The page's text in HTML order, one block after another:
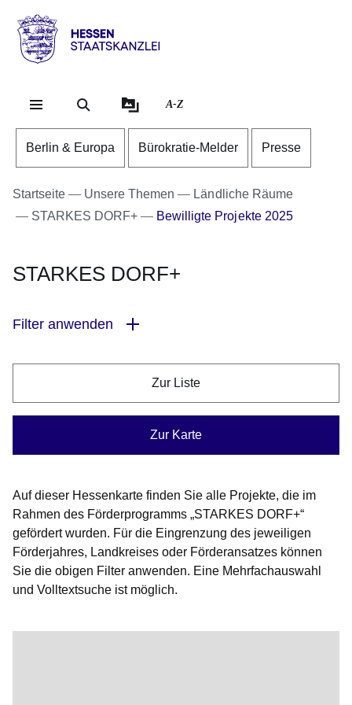
Hessen
Staatskanzlei
A-Z
Berlin & Europa Bürokratie-Melder Presse
Startseite Unsere Themen
Ländliche Räume
STARKES DORF+
Bewilligte Projekte 2025
STARKES DORF+
Filter anwenden
Zur Liste
Zur Karte
Auf dieser Hessenkarte finden Sie alle Projekte, die im
Rahmen des Förderprogramms „STARKES DORF+“
gefördert wurden. Für die Eingrenzung des jeweiligen
Förderjahres, Landkreises oder Förderansatzes können
Sie die obigen Filter anwenden. Eine Mehrfachauswahl
und Volltextsuche ist möglich.